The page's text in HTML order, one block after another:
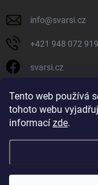
Tento web používá
tohoto webu
informací zde.
info@svarsi.cz
+421 948 072 919
svarsi.cz
svarsi.cz